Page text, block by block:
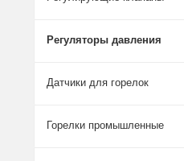
Регуляторы давления
Датчики для горелок
Горелки промышленные